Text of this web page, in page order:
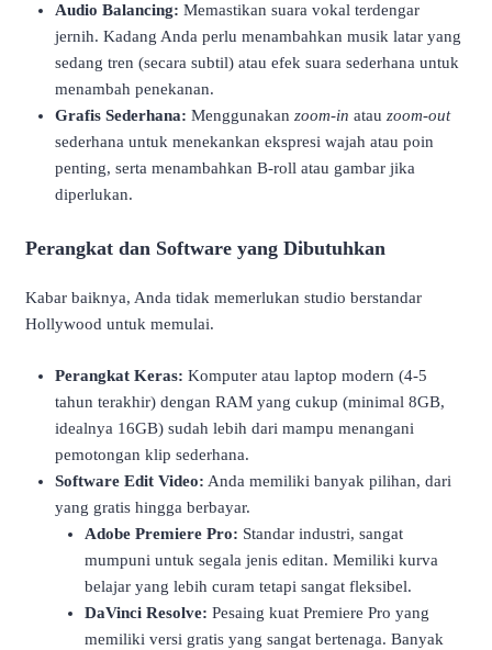
Audio Balancing: Memastikan suara vokal terdengar
jernih. Kadang Anda perlu menambahkan musik latar yang
sedang tren (secara subtil) atau efek suara sederhana untuk
menambah penekanan.
Grafis Sederhana: Menggunakanzoom-in atauzoom-out
sederhana untuk menekankan ekspresi wajah atau poin
penting, serta menambahkan B-roll atau gambar jika
diperlukan.
Perangkat dan Software yang Dibutuhkan
Kabar baiknya, Anda tidak memerlukan studio berstandar
Hollywood untuk memulai.
Perangkat Keras: Komputer atau laptop modern (4-5
tahun terakhir) dengan RAM yang cukup (minimal 8GB,
idealnya 16GB) sudah lebih dari mampu menangani
pemotongan klip sederhana.
Software Edit Video: Anda memiliki banyak pilihan, dari
yang gratis hingga berbayar.
Adobe Premiere Pro: Standar industri, sangat
mumpuni untuk segala jenis editan. Memiliki kurva
belajar yang lebih curam tetapi sangat fleksibel.
DaVinci Resolve: Pesaing kuat Premiere Pro yang
memiliki versi gratis yang sangat bertenaga. Banyak